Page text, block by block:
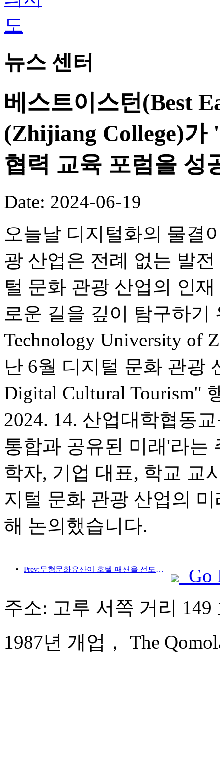
뉴스 센터
베스트이스턴(Best
(Zhijiang College)가
협력 교육 포럼을 성
Date: 2024-06-19
오늘날 디지털화의 물결
광 산업은 전례 없는 발
털 문화 관광 산업의 인
로운 길을 깊이 탐구하기
Technology University of
난 6월 디지털 문화 관광
Digital Cultural Tourism"
2024. 14. 산업대학협동
통합과 공유된 미래'라는
학자, 기업 대표, 학교 교
지털 문화 관광 산업의
해 논의했습니다.
Prev:무형문화유산이 호텔 패션을 선도하고, 고급 리조트 호텔의 다음은 어디일까?
Go
주소: 고루 서쪽 거리
1987년 개업， The